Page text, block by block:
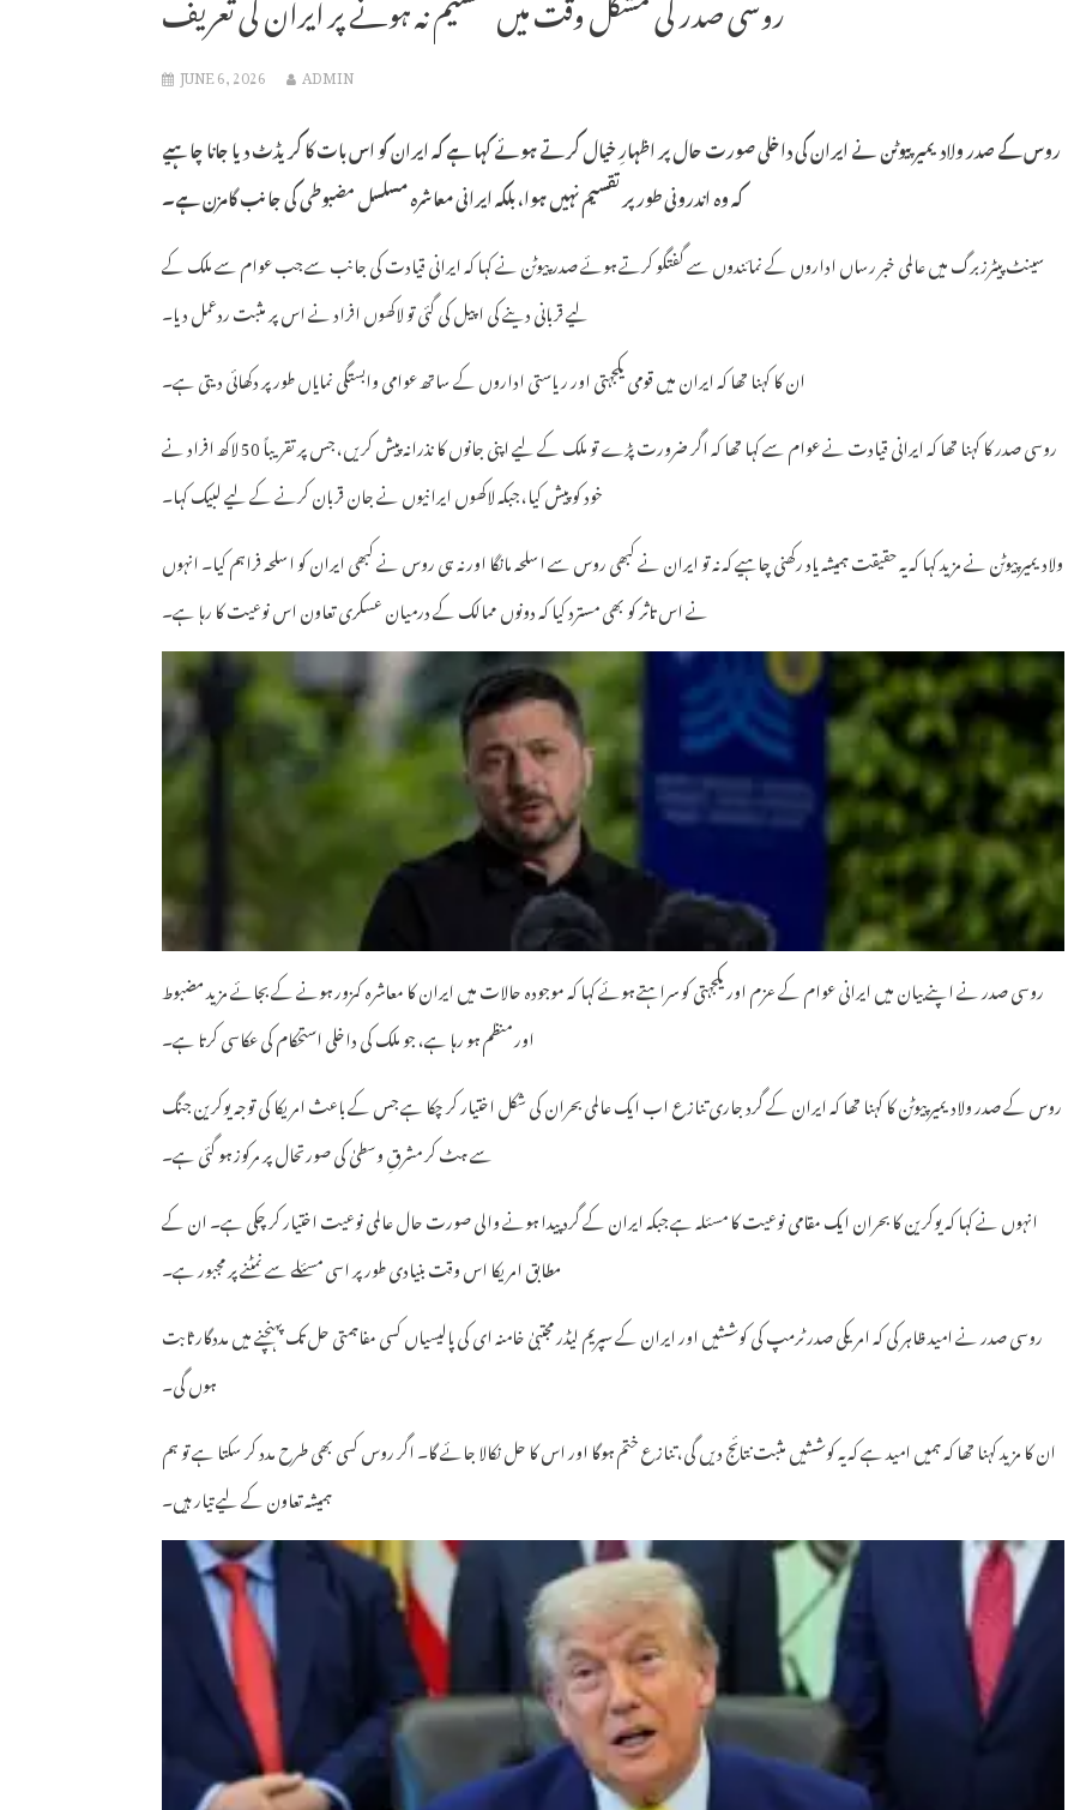
JUNE 6, 2026 ADMIN
روس کے صدر ولادیمیر پیوٹن نے ایران کی داخلی صورت حال پر اظہارِ خیال کرتے ہوئے کہا ہے کہ ایران کو اس بات کا کریڈٹ دیا جانا چاہیے
کہ وہ اندرونی طور پر تقسیم نہیں ہوا، بلکہ ایرانی معاشرہ مسلسل مضبوطی کی جانب گامزن ہے۔
سینٹ پیٹرزبرگ میں عالمی خبر رساں اداروں کے نمائندوں سے گفتگو کرتے ہوئے صدر پیوٹن نے کہا کہ ایرانی قیادت کی جانب سے جب عوام سے ملک کے
لیے قربانی دینے کی اپیل کی گئی تو لاکھوں افراد نے اس پر مثبت ردعمل دیا۔
ان کا کہنا تھا کہ ایران میں قومی یکجہتی اور ریاستی اداروں کے ساتھ عوامی وابستگی نمایاں طور پر دکھائی دیتی ہے۔
روسی صدر کا کہنا تھا کہ ایرانی قیادت نے عوام سے کہا تھا کہ اگر ضرورت پڑے تو ملک کے لیے اپنی جانوں کا نذرانہ پیش کریں، جس پر تقریباً 50 لاکھ افراد نے
خود کو پیش کیا، جبکہ لاکھوں ایرانیوں نے جان قربان کرنے کے لیے لبیک کہا۔
ولادیمیر پیوٹن نے مزید کہا کہ یہ حقیقت ہمیشہ یاد رکھنی چاہیے کہ نہ تو ایران نے کبھی روس سے اسلحہ مانگا اور نہ ہی روس نے کبھی ایران کو اسلحہ فراہم کیا۔ انہوں
نے اس تاثر کو بھی مسترد کیا کہ دونوں ممالک کے درمیان عسکری تعاون اس نوعیت کا رہا ہے۔
روسی صدر نے اپنے بیان میں ایرانی عوام کے عزم اور یکجہتی کو سراہتے ہوئے کہا کہ موجودہ حالات میں ایران کا معاشرہ کمزور ہونے کے بجائے مزید مضبوط
اور منظم ہو رہا ہے، جو ملک کی داخلی استحکام کی عکاسی کرتا ہے۔
روس کے صدر ولادیمیر پیوٹن کا کہنا تھا کہ ایران کے گرد جاری تنازع اب ایک عالمی بحران کی شکل اختیار کر چکا ہے جس کے باعث امریکا کی توجہ یوکرین جنگ
سے ہٹ کر مشرقِ وسطیٰ کی صورتحال پر مرکوز ہو گئی ہے۔
انہوں نے کہا کہ یوکرین کا بحران ایک مقامی نوعیت کا مسئلہ ہے جبکہ ایران کے گرد پیدا ہونے والی صورت حال عالمی نوعیت اختیار کر چکی ہے۔ ان کے
مطابق امریکا اس وقت بنیادی طور پر اسی مسئلے سے نمٹنے پر مجبور ہے۔
روسی صدر نے امید ظاہر کی کہ امریکی صدر ٹرمپ کی کوششیں اور ایران کے سپریم لیڈر مجتبیٰ خامنہ ای کی پالیسیاں کسی مفاہمتی حل تک پہنچنے میں مددگار ثابت
ہوں گی۔
ان کا مزید کہنا تھا کہ ہمیں امید ہے کہ یہ کوششیں مثبت نتائج دیں گی، تنازع ختم ہوگا اور اس کا حل نکالا جائے گا۔ اگر روس کسی بھی طرح مدد کر سکتا ہے تو ہم
ہمیشہ تعاون کے لیے تیار ہیں۔